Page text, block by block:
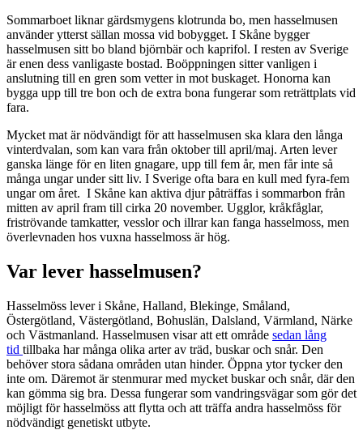
Sommarboet liknar gärdsmygens klotrunda bo, men hasselmusen
använder ytterst sällan mossa vid bobygget. I Skåne bygger
hasselmusen sitt bo bland björnbär och kaprifol. I resten av Sverige
är enen dess vanligaste bostad. Boöppningen sitter vanligen i
anslutning till en gren som vetter in mot buskaget. Honorna kan
bygga upp till tre bon och de extra bona fungerar som reträttplats vid
fara.
Mycket mat är nödvändigt för att hasselmusen ska klara den långa
vinterdvalan, som kan vara från oktober till april/maj. Arten lever
ganska länge för en liten gnagare, upp till fem år, men får inte så
många ungar under sitt liv. I Sverige ofta bara en kull med fyra-fem
ungar om året. I Skåne kan aktiva djur påträffas i sommarbon från
mitten av april fram till cirka 20 november. Ugglor, kråkfåglar,
friströvande tamkatter, vesslor och illrar kan fanga hasselmoss, men
överlevnaden hos vuxna hasselmoss är hög.
Var lever hasselmusen?
Hasselmöss lever i Skåne, Halland, Blekinge, Småland,
Östergötland, Västergötland, Bohuslän, Dalsland, Värmland, Närke
och Västmanland. Hasselmusen visar att ett område sedan lång
tid tillbaka har många olika arter av träd, buskar och snår. Den
behöver stora sådana områden utan hinder. Öppna ytor tycker den
inte om. Däremot är stenmurar med mycket buskar och snår, där den
kan gömma sig bra. Dessa fungerar som vandringsvägar som gör det
möjligt för hasselmöss att flytta och att träffa andra hasselmöss för
nödvändigt genetiskt utbyte.